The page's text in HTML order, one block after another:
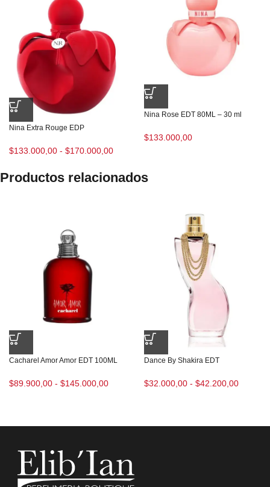
Nina Extra Rouge EDP
$133.000,00 - $170.000,00
Nina Rose EDT 80ML – 30 ml
$133.000,00
Productos relacionados
Cacharel Amor Amor EDT 100ML
$89.900,00 - $145.000,00
Dance By Shakira EDT
$32.000,00 - $42.200,00